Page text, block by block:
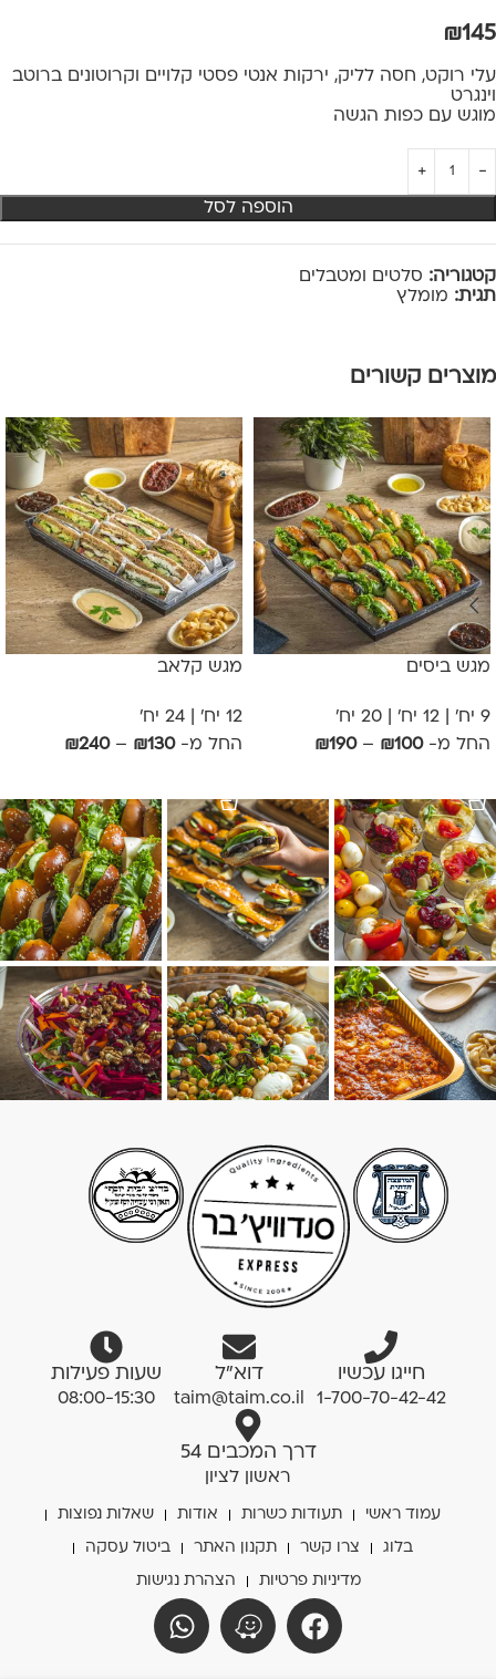
₪145
עלי רוקט, חסה לליק, ירקות אנטי פסטי קלויים וקרוטונים ברוטב
וינגרט
מוגש עם כפות הגשה
הוספה לסל
קטגוריה: סלטים ומטבלים
תגית: מומלץ
מוצרים קשורים
מגש ביסים
9 יח' | 12 יח' | 20 יח'
החל מ-
₪100
–
₪190
מגש קלאב
12 יח' | 24 יח'
החל מ-
₪130
–
₪240
חייגו עכשיו
1-700-70-42-42
דוא”ל
taim@taim.co.il
שעות פעילות
08:00-15:30
דרך המכבים 54
ראשון לציון
עמוד ראשי תעודות כשרות אודות שאלות נפוצות
בלוג צרו קשר תקנון האתר ביטול עסקה
מדיניות פרטיות הצהרת נגישות